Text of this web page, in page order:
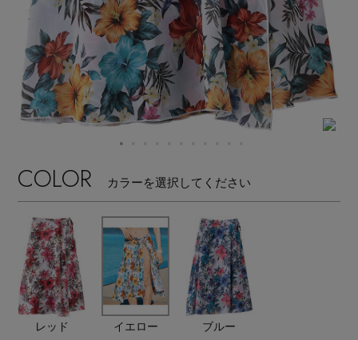
【リネン】涼しい夏素材
【CFCL】注目のPOP-UP
【レース】上品な透け感
【雨の日】急な雨対策グッズ
【限定】ここでしか買えないアイテム
【ペプラム】トレンドシルエット
『ELLE』最新号掲載
ウェア
すべてのウェア
ブラウス・シャツ
パンツ
スカート
シューズ
すべてのシューズ
パンプス
スニーカー
フラットシューズ
バッグ・財布
すべてのバッグ・財布
ショルダーバッグ
トートバッグ
ファッション小物
すべてのファッション小物
ストール・マフラー・ケープ
帽子・イヤーマフ
アクセサリー
すべてのアクセサリー
ピアス・イヤリング
ネックレス
ランジェリー
すべてのランジェリー
ランジェリー
スポーツ
すべてのスポーツ
お知らせ
よくあるご質問
COLOR カラーを選択してください
レッド イエロー ブルー